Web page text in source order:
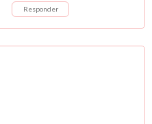
Responder